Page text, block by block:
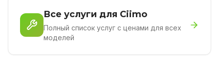
Все услуги для Ciimo
Полный список услуг с ценами для всех
моделей